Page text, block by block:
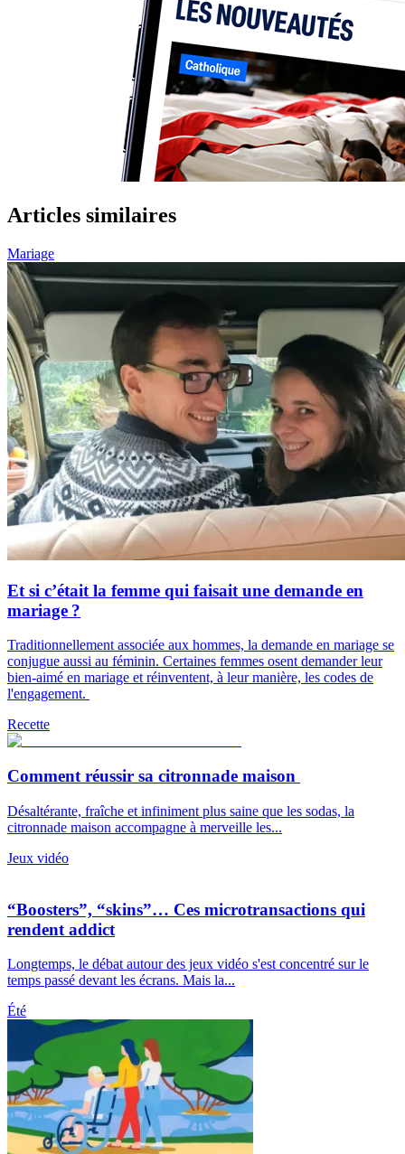
Articles similaires
Mariage
Et si c’était la femme qui faisait une demande en
mariage ?
Traditionnellement associée aux hommes, la demande en mariage se
conjugue aussi au féminin. Certaines femmes osent demander leur
bien-aimé en mariage et réinventent, à leur manière, les codes de
l'engagement.
Recette
Comment réussir sa citronnade maison
Désaltérante, fraîche et infiniment plus saine que les sodas, la
citronnade maison accompagne à merveille les...
Jeux vidéo
“Boosters”, “skins”… Ces microtransactions qui
rendent addict
Longtemps, le débat autour des jeux vidéo s'est concentré sur le
temps passé devant les écrans. Mais la...
Été